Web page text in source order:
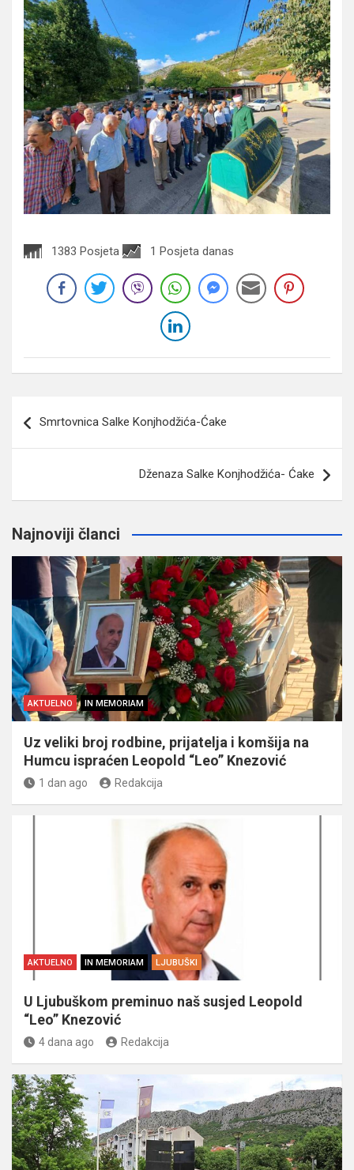
1383 Posjeta 1 Posjeta danas
članaka
Smrtovnica Salke Konjhodžića-Ćake
Dženaza Salke Konjhodžića- Ćake
Najnoviji članci
AKTUELNO IN MEMORIAM
Uz veliki broj rodbine, prijatelja i komšija na
Humcu ispraćen Leopold “Leo” Knezović
1 dan ago Redakcija
AKTUELNO IN MEMORIAM LJUBUŠKI
U Ljubuškom preminuo naš susjed Leopold
“Leo” Knezović
4 dana ago Redakcija